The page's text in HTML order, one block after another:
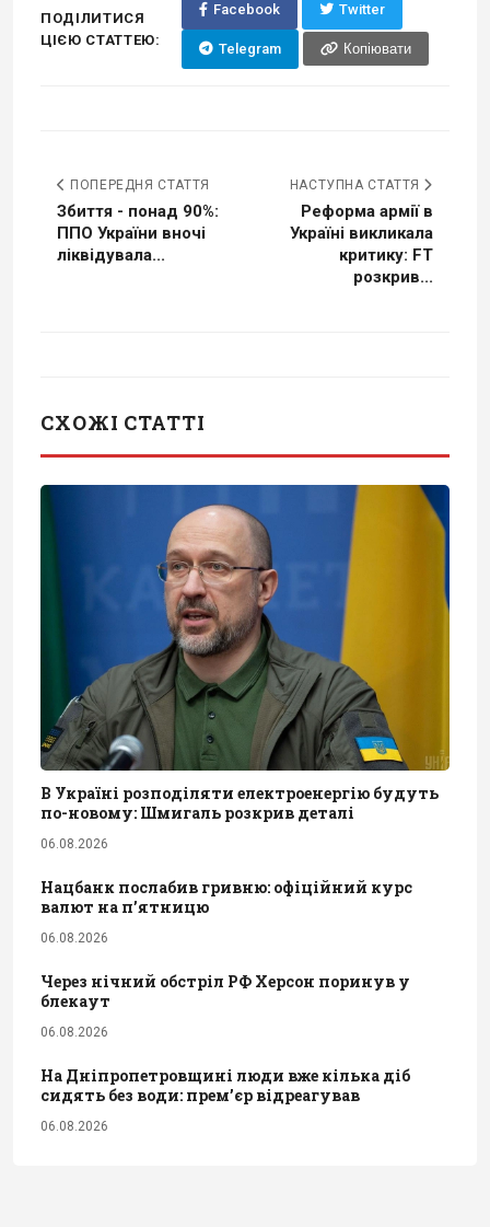
ПОДІЛИТИСЯ
ЦІЄЮ СТАТТЕЮ:
Facebook Twitter
Telegram Копіювати
ПОПЕРЕДНЯ СТАТТЯ
Збиття - понад 90%:
ППО України вночі
ліквідувала...
НАСТУПНА СТАТТЯ
Реформа армії в
Україні викликала
критику: FT
розкрив...
СХОЖІ СТАТТІ
В Україні розподіляти електроенергію будуть
по-новому: Шмигаль розкрив деталі
06.08.2026
Нацбанк послабив гривню: офіційний курс
валют на п’ятницю
06.08.2026
Через нічний обстріл РФ Херсон поринув у
блекаут
06.08.2026
На Дніпропетровщині люди вже кілька діб
сидять без води: прем’єр відреагував
06.08.2026